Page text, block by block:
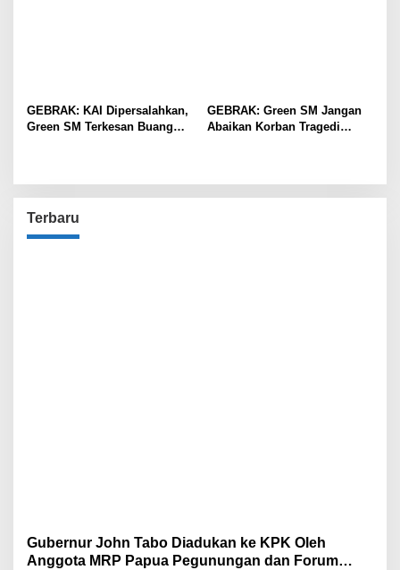
GEBRAK: KAI Dipersalahkan,
Green SM Terkesan Buang
GEBRAK: Green SM Jangan
Abaikan Korban Tragedi
Terbaru
Gubernur John Tabo Diadukan ke KPK Oleh
Anggota MRP Papua Pegunungan dan Forum